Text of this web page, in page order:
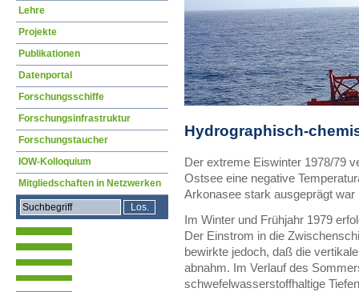
Hydrographisch-
Der extreme Eiswinter 1978/79
Ostsee eine negative
Arkonasee stark ausgeprägt
Im Winter und Frühjahr 1979
Der Einstrom in die
bewirkte jedoch, daß die
abnahm. Im Verlauf des
schwefelwasserstoffhaltige
Lehre
Projekte
Publikationen
Datenportal
Forschungsschiffe
Forschungsinfrastruktur
Forschungstaucher
IOW-Kolloquium
Mitgliedschaften in Netzwerken